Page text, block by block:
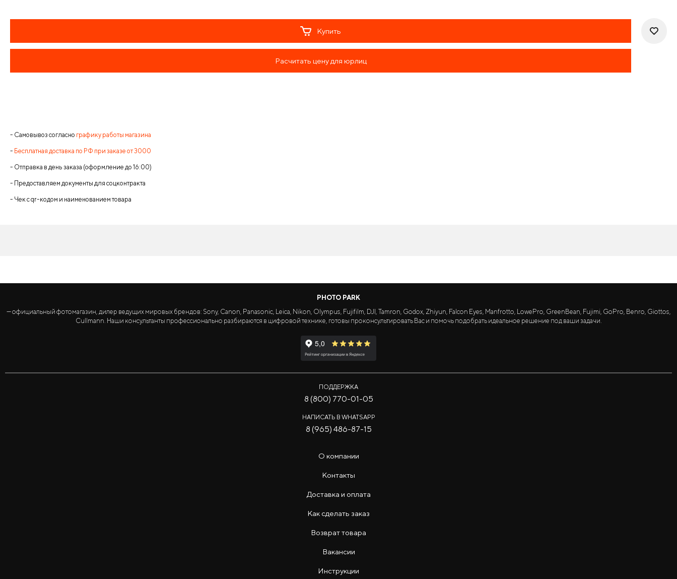
Купить
Расчитать цену для юрлиц
- Самовывоз согласно графику работы магазина
- Бесплатная доставка по РФ при заказе от 3000
- Отправка в день заказа (оформление до 16:00)
- Предоставляем документы для соцконтракта
- Чек с qr-кодом и наименованием товара
PHOTO PARK
— официальный фотомагазин, дилер ведущих мировых брендов: Sony, Canon, Panasonic, Leica, Nikon, Olympus, Fujifilm, DJI, Tamron, Godox, Zhiyun, Falcon Eyes, Manfrotto, LowePro, GreenBean, Fujimi, GoPro, Benro, Giottos,
Cullmann. Наши консультанты профессионально разбираются в цифровой технике, готовы проконсультировать Вас и помочь подобрать идеальное решение под ваши задачи.
ПОДДЕРЖКА
8 (800) 770-01-05
НАПИСАТЬ В WHATSAPP
8 (965) 486-87-15
О компании
Контакты
Доставка и оплата
Как сделать заказ
Возврат товара
Вакансии
Инструкции